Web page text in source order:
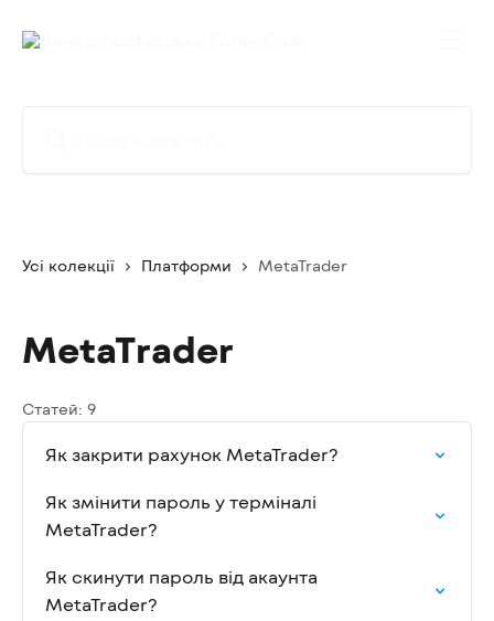
Усі колекції Платформи MetaTrader
MetaTrader
Статей: 9
Як закрити рахунок MetaTrader?
Як змінити пароль у терміналі
MetaTrader?
Як скинути пароль від акаунта
MetaTrader?